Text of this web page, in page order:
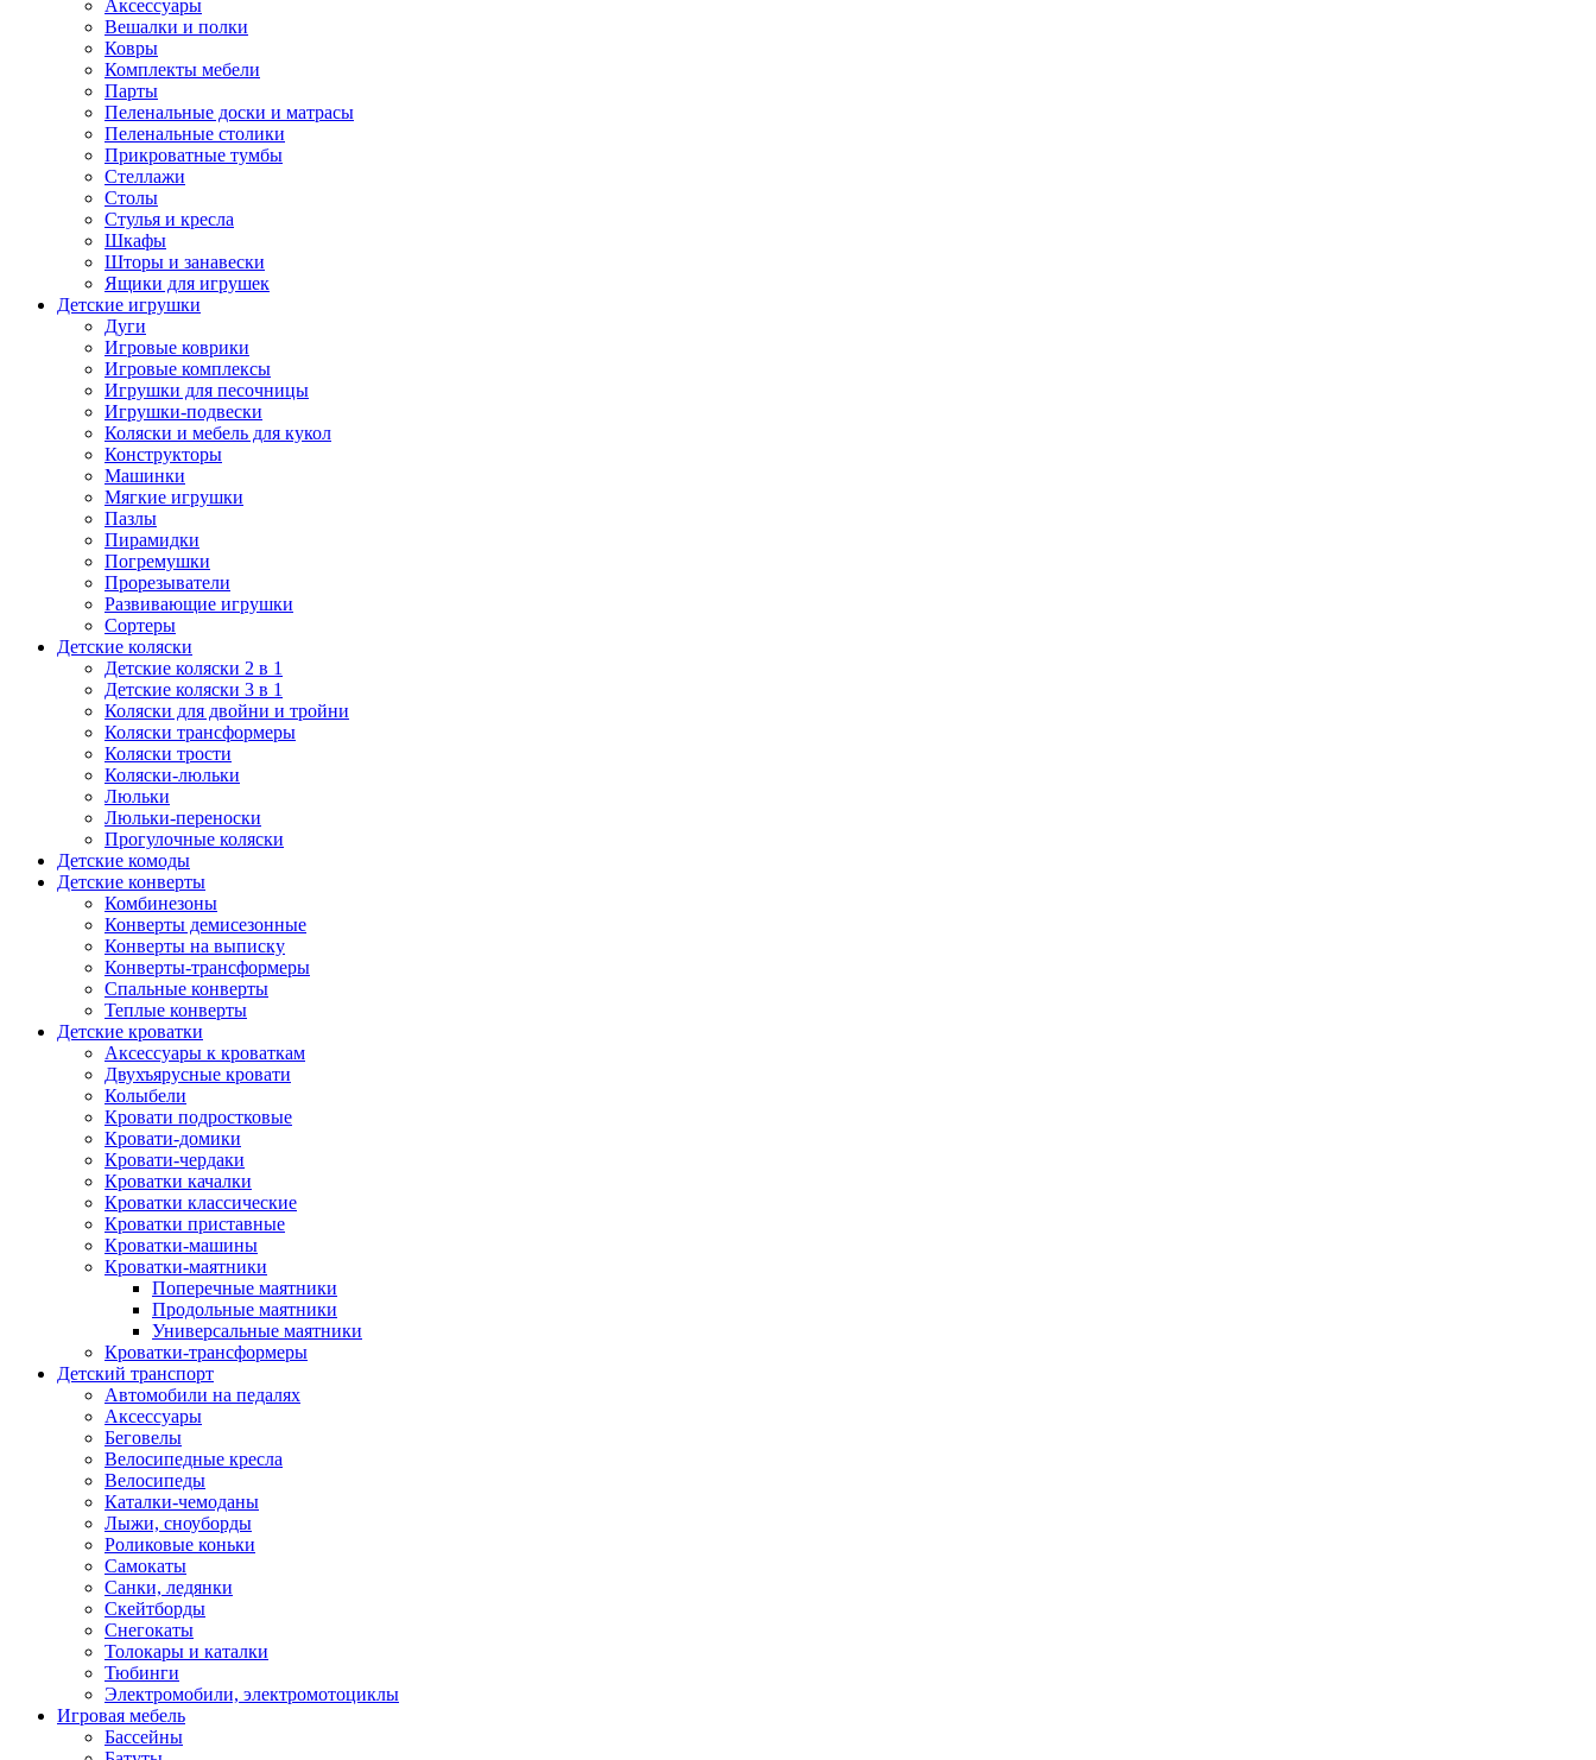
Аксессуары
Вешалки и полки
Ковры
Комплекты мебели
Парты
Пеленальные доски и матрасы
Пеленальные столики
Прикроватные тумбы
Стеллажи
Столы
Стулья и кресла
Шкафы
Шторы и занавески
Ящики для игрушек
Детские игрушки
Дуги
Игровые коврики
Игровые комплексы
Игрушки для песочницы
Игрушки-подвески
Коляски и мебель для кукол
Конструкторы
Машинки
Мягкие игрушки
Пазлы
Пирамидки
Погремушки
Прорезыватели
Развивающие игрушки
Сортеры
Детские коляски
Детские коляски 2 в 1
Детские коляски 3 в 1
Коляски для двойни и тройни
Коляски трансформеры
Коляски трости
Коляски-люльки
Люльки
Люльки-переноски
Прогулочные коляски
Детские комоды
Детские конверты
Комбинезоны
Конверты демисезонные
Конверты на выписку
Конверты-трансформеры
Спальные конверты
Теплые конверты
Детские кроватки
Аксессуары к кроваткам
Двухъярусные кровати
Колыбели
Кровати подростковые
Кровати-домики
Кровати-чердаки
Кроватки качалки
Кроватки классические
Кроватки приставные
Кроватки-машины
Кроватки-маятники
Поперечные маятники
Продольные маятники
Универсальные маятники
Кроватки-трансформеры
Детский транспорт
Автомобили на педалях
Аксессуары
Беговелы
Велосипедные кресла
Велосипеды
Каталки-чемоданы
Лыжи, сноуборды
Роликовые коньки
Самокаты
Санки, ледянки
Скейтборды
Снегокаты
Толокары и каталки
Тюбинги
Электромобили, электромотоциклы
Игровая мебель
Бассейны